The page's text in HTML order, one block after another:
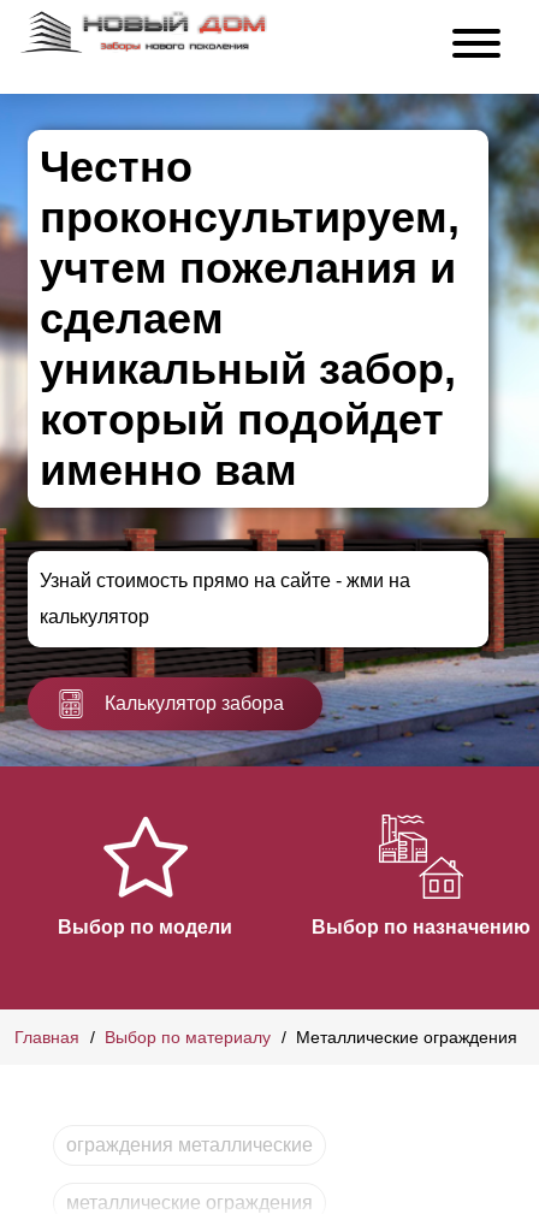
Честно
проконсультируем,
учтем пожелания и
сделаем
уникальный забор,
который подойдет
именно вам
Узнай стоимость прямо на сайте - жми на
калькулятор
Калькулятор забора
Выбор по модели Выбор по назначению
Главная Выбор по материалу Металлические ограждения
ограждения металлические
металлические ограждения